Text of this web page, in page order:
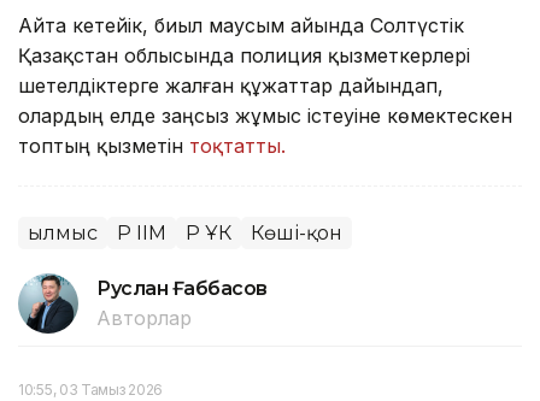
Айта кетейік, биыл маусым айында Солтүстік
Қазақстан облысында полиция қызметкерлері
шетелдіктерге жалған құжаттар дайындап,
олардың елде заңсыз жұмыс істеуіне көмектескен
топтың қызметін тоқтатты.
Қылмыс ҚР ІІМ ҚР ҰҚК Көші-қон
Руслан Ғаббасов
Авторлар
10:55, 03 Тамыз 2026